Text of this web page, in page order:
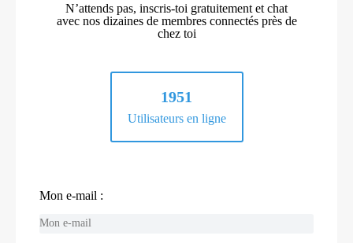
N’attends pas, inscris-toi gratuitement et chat
avec nos dizaines de membres connectés près de
chez toi
1951
Utilisateurs en ligne
Mon e-mail :